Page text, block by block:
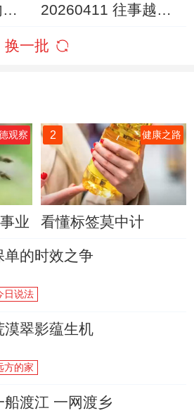
8
20260411 往事越千
换一批
观察
业
2 健康之路
看懂标签莫中计
单的时效之争
日说法
漠翠影蕴生机
方的家
船渡江 一网渡乡